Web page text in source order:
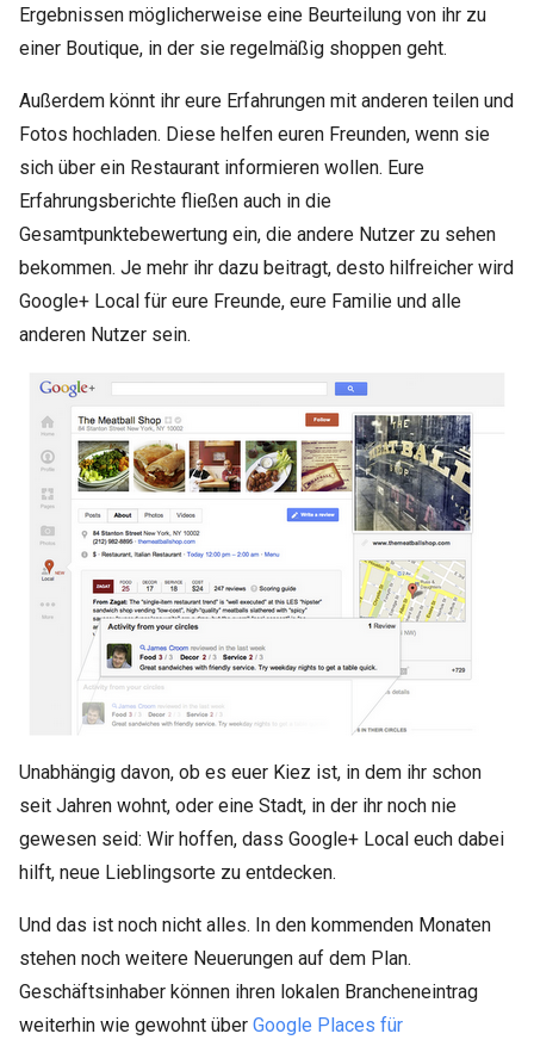
Ergebnissen möglicherweise eine Beurteilung von ihr zu
einer Boutique, in der sie regelmäßig shoppen geht.
Außerdem könnt ihr eure Erfahrungen mit anderen teilen und
Fotos hochladen. Diese helfen euren Freunden, wenn sie
sich über ein Restaurant informieren wollen. Eure
Erfahrungsberichte fließen auch in die
Gesamtpunktebewertung ein, die andere Nutzer zu sehen
bekommen. Je mehr ihr dazu beitragt, desto hilfreicher wird
Google+ Local für eure Freunde, eure Familie und alle
anderen Nutzer sein.
Unabhängig davon, ob es euer Kiez ist, in dem ihr schon
seit Jahren wohnt, oder eine Stadt, in der ihr noch nie
gewesen seid: Wir hoffen, dass Google+ Local euch dabei
hilft, neue Lieblingsorte zu entdecken.
Und das ist noch nicht alles. In den kommenden Monaten
stehen noch weitere Neuerungen auf dem Plan.
Geschäftsinhaber können ihren lokalen Brancheneintrag
weiterhin wie gewohnt über Google Places für